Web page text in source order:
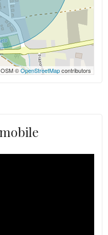
©OpenStreetMapcontributors